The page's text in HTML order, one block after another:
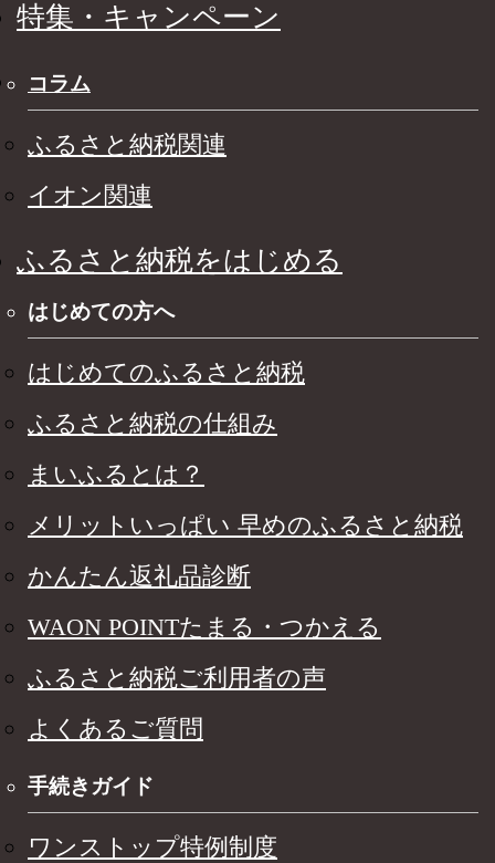
特集・キャンペーン
コラム
ふるさと納税関連
イオン関連
ふるさと納税をはじめる
はじめての方へ
はじめてのふるさと納税
ふるさと納税の仕組み
まいふるとは？
メリットいっぱい 早めのふるさと納税
かんたん返礼品診断
WAON POINTたまる・つかえる
ふるさと納税ご利用者の声
よくあるご質問
手続きガイド
ワンストップ特例制度